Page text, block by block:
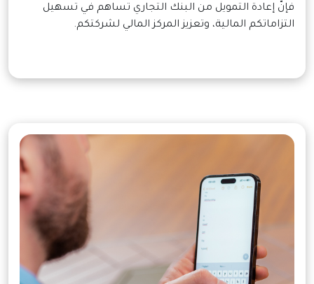
فإنّ إعادة التمويل من البنك التجاري تساهم في تسهيل
التزاماتكم المالية، وتعزيز المركز المالي لشركتكم.